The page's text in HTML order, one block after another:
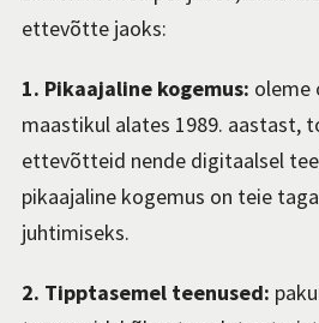
ettevõtte jaoks:
1. Pikaajaline kogemus: oleme
maastikul alates 1989. aastast,
ettevõtteid nende digitaalsel
pikaajaline kogemus on teie
juhtimiseks.
2. Tipptasemel teenused: